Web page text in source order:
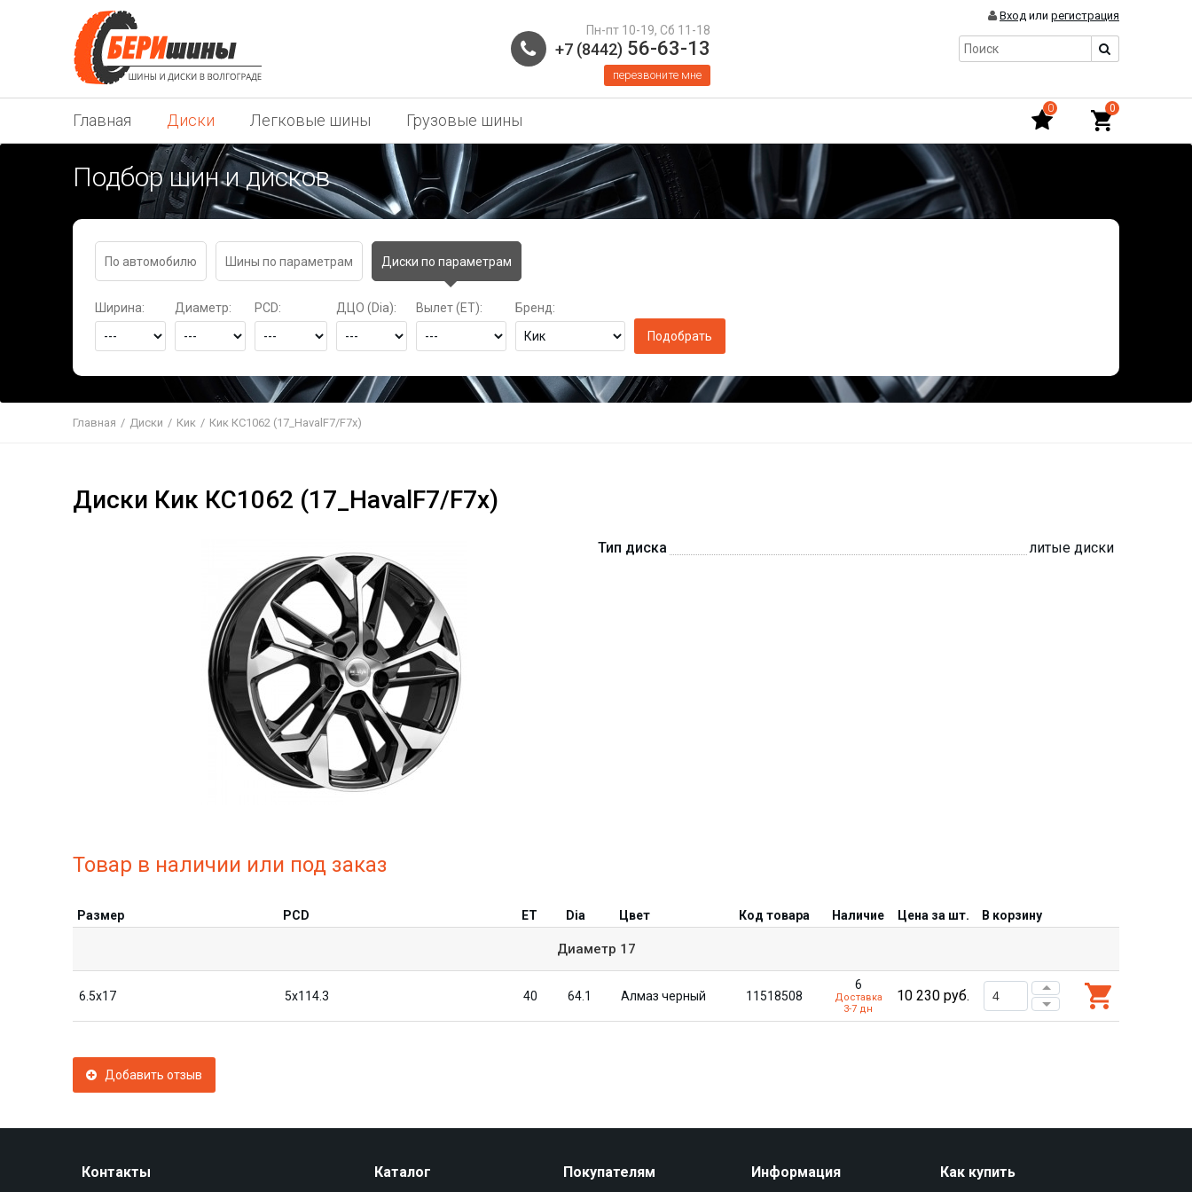
Пн-пт 10-19, Сб 11-18
+7 (8442) 56-63-13
перезвоните мне
Вход или регистрация
Главная Диски Легковые шины Грузовые шины
0 0
Подбор шин и дисков
По автомобилю Шины по параметрам Диски по параметрам
Ширина: Диаметр: PCD: ДЦО (Dia): Вылет (ET): Бренд:
Главная / Диски / Кик / Кик КС1062 (17_HavalF7/F7x)
Диски Кик КС1062 (17_HavalF7/F7x)
Тип диска литые диски
Товар в наличии или под заказ
Размер PCD ET Dia Цвет Код товара Наличие Цена за шт. В корзину
Диаметр 17
6.5x17 5x114.3 40 64.1 Алмаз черный 11518508
6
Доставка
3-7 дн
10 230 руб.
Добавить отзыв
Контакты Каталог Покупателям Информация Как купить